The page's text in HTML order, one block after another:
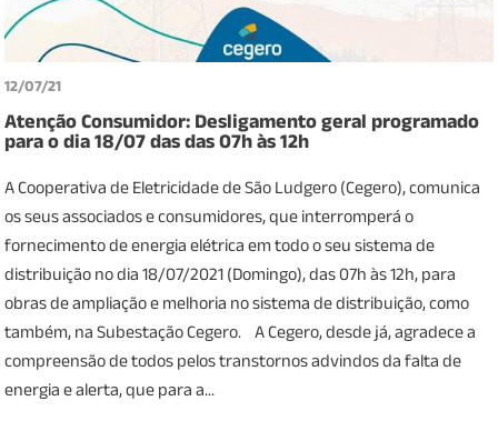
12/07/21
Atenção Consumidor: Desligamento geral programado
para o dia 18/07 das das 07h às 12h
A Cooperativa de Eletricidade de São Ludgero (Cegero), comunica
os seus associados e consumidores, que interromperá o
fornecimento de energia elétrica em todo o seu sistema de
distribuição no dia 18/07/2021 (Domingo), das 07h às 12h, para
obras de ampliação e melhoria no sistema de distribuição, como
também, na Subestação Cegero. A Cegero, desde já, agradece a
compreensão de todos pelos transtornos advindos da falta de
energia e alerta, que para a...